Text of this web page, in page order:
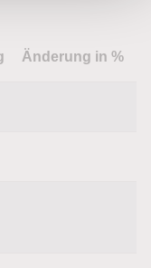
Änderung in %